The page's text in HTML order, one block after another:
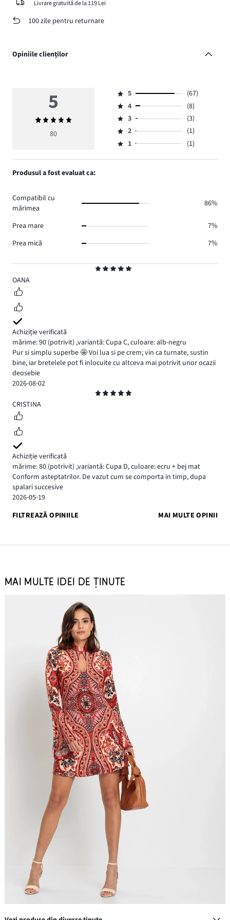
Livrare gratuită de la 119 Lei
100 zile pentru returnare
Opiniile clienților
5
OANA
Achiziție verificată
mărime: 90 (potrivit) ,variantă: Cupa C,culoare: alb-negru
Pur si simplu superbe 🤩 Voi lua si pe crem; vin ca turnate, sustin
bine, iar bretelele pot fi inlocuite cu altceva mai potrivit unor ocazii
deosebie
2026-08-02
5
CRISTINA
Achiziție verificată
mărime: 80 (potrivit) ,variantă: Cupa D,culoare: ecru + bej mat
Conform asteptatrilor. De vazut cum se comporta in timp, dupa
spalari succesive
2026-05-19
FILTREAZĂ OPINIILE
MAI MULTE OPINII
5
Evaluarea
medie
80
Evaluare
5,
numărul
de
voturi
67.
5
(67)
Evaluare
4,
numărul
de
8.
4
(8)
Evaluare
3,
numărul
3
(3)
Evaluare
2,
2
(1)
Evaluare
1,
1 (1)
Produsul a fost evaluat ca:
Compatibil cu
mărimea
86%
Prea mare
7%
Prea mică
7%
MAI MULTE IDEI DE ȚINUTE